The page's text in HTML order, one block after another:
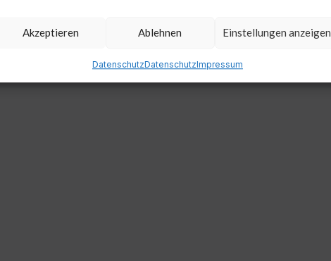
Akzeptieren Ablehnen Einstellungen anzeigen
DatenschutzDatenschutzImpressum